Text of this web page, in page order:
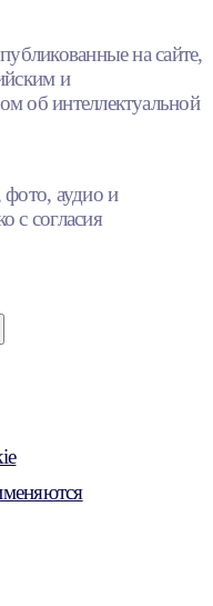
на сайте,
и
об интеллектуальной
аудио и
с согласия